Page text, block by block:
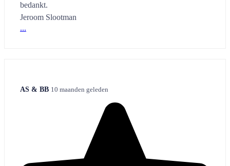
bedankt.
Jeroom Slootman
...
AS & BB 10 maanden geleden